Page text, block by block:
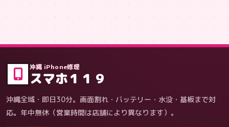
症状・内容から
沖縄 iPhone修理
スマホ１１９
沖縄全域・即日30分。画面割れ・バッテリー・水没・基板まで対
応。年中無休（営業時間は店舗により異なります）。